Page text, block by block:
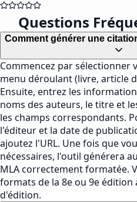
Questions
Comment générer une
Commencez par sélectionner
menu déroulant (livre, article
Ensuite, entrez les
noms des auteurs, le titre et
les champs correspondants.
l'éditeur et la date de
ajoutez l'URL. Une fois que
nécessaires, l'outil générera
MLA correctement formatée.
formats de la 8e ou 9e édition
d'édition.